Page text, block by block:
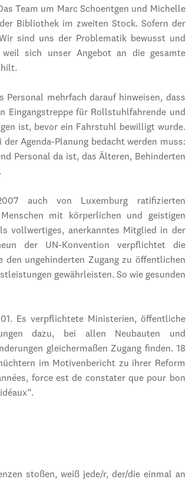
Team um Marc Schoentgen und Michelle
Bibliothek im zweiten Stock. Sofern der
sind uns der Problematik bewusst und
sich unser Angebot an die gesamte
Personal mehrfach darauf hinweisen, dass
Eingangstreppe für Rollstuhlfahrende und
ist, bevor ein Fahrstuhl bewilligt wurde.
Agenda-Planung bedacht werden muss:
Personal da ist, das Älteren, Behinderten
auch von Luxemburg ratifizierten
mit körperlichen und geistigen
vollwertiges, anerkanntes Mitglied in der
der UN-Konvention verpflichtet die
den ungehinderten Zugang zu öffentlichen
gewährleisten. So wie gesunden
Es verpflichtete Ministerien, öffentliche
dazu, bei allen Neubauten und
gleichermaßen Zugang finden. 18
im Motivenbericht zu ihrer Reform
force est de constater que pour bon
stoßen, weiß jede/r, der/die einmal an